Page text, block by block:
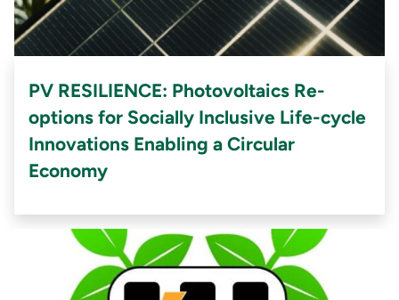
PV RESILIENCE: Photovoltaics Re-
options for Socially Inclusive Life-cycle
Innovations Enabling a Circular
Economy